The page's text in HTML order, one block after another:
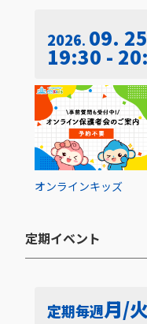
2026 09. 25
19:30 -
オンラインキッズ
定期イベント​
定期毎週月/